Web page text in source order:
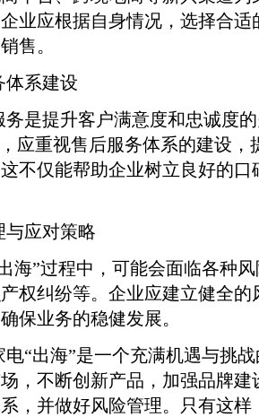
业应根据自身情况，选择合
售。
体系建设
务是提升客户满意度和忠诚度
应重视售后服务体系的建设，
不仅能帮助企业树立良好的口
与应对策略
海”过程中，可能会面临各种
权纠纷等。企业应建立健全
保业务的稳健发展。
电“出海”是一个充满机遇与挑
，不断创新产品，加强品牌建
，并做好风险管理。只有这